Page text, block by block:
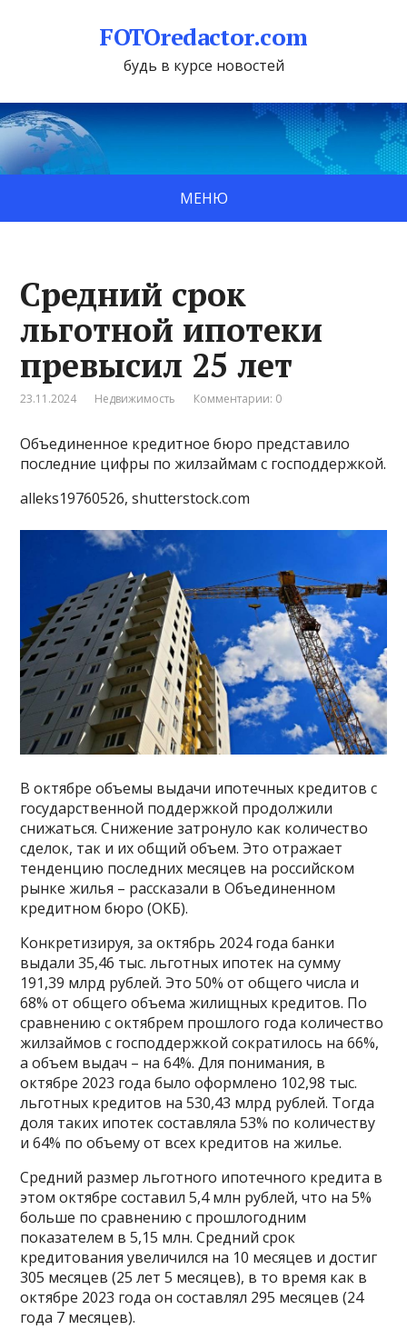
FOTOredactor.com
будь в курсе новостей
МЕНЮ
Средний срок
льготной ипотеки
превысил 25 лет
23.11.2024 Недвижимость Комментарии: 0
Объединенное кредитное бюро представило
последние цифры по жилзаймам с господдержкой.
alleks19760526, shutterstock.com
В октябре объемы выдачи ипотечных кредитов с
государственной поддержкой продолжили
снижаться. Снижение затронуло как количество
сделок, так и их общий объем. Это отражает
тенденцию последних месяцев на российском
рынке жилья – рассказали в Объединенном
кредитном бюро (ОКБ).
Конкретизируя, за октябрь 2024 года банки
выдали 35,46 тыс. льготных ипотек на сумму
191,39 млрд рублей. Это 50% от общего числа и
68% от общего объема жилищных кредитов. По
сравнению с октябрем прошлого года количество
жилзаймов с господдержкой сократилось на 66%,
а объем выдач – на 64%. Для понимания, в
октябре 2023 года было оформлено 102,98 тыс.
льготных кредитов на 530,43 млрд рублей. Тогда
доля таких ипотек составляла 53% по количеству
и 64% по объему от всех кредитов на жилье.
Средний размер льготного ипотечного кредита в
этом октябре составил 5,4 млн рублей, что на 5%
больше по сравнению с прошлогодним
показателем в 5,15 млн. Средний срок
кредитования увеличился на 10 месяцев и достиг
305 месяцев (25 лет 5 месяцев), в то время как в
октябре 2023 года он составлял 295 месяцев (24
года 7 месяцев).